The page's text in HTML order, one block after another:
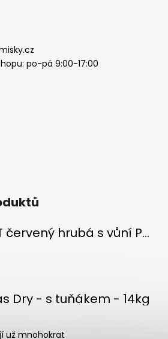
po-pá 9:00-17:00
ZVERLIT červený hrubá s vůní Podestýlka kočka 10kg
produktu je 5 z 5 hvězdiček.
Dry - s tuňákem - 14kg
produktu je 5 z 5 hvězdiček.
už mnohokrat